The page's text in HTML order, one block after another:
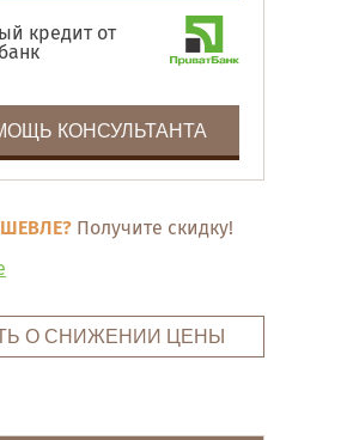
кредит от
КОНСУЛЬТАНТА
Получите скидку!
О СНИЖЕНИИ ЦЕНЫ